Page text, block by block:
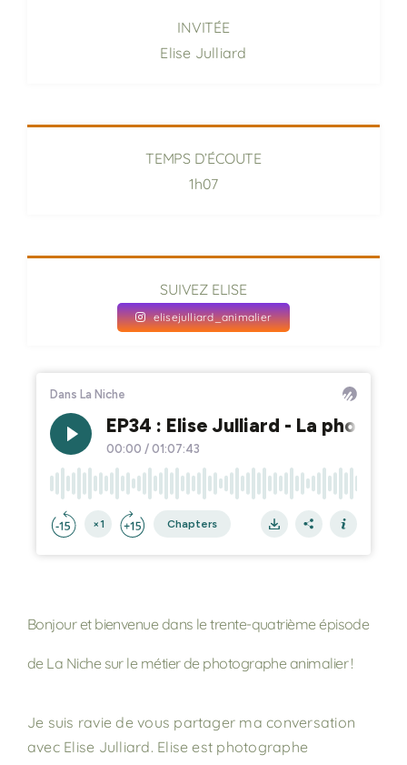
INVITÉE
Elise Julliard
TEMPS D’ÉCOUTE
1h07
SUIVEZ ELISE
elisejulliard_animalier
Bonjour et bienvenue dans le trente-quatrième épisode
de La Niche sur le métier de photographe animalier !
Je suis ravie de vous partager ma conversation
avec Elise Julliard. Elise est photographe